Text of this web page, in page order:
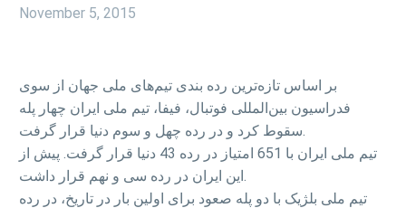
November 5, 2015
بر اساس تازه‌ترین رده بندی تیم‌های ملی جهان از سوی
فدراسیون بین‌المللی فوتبال، فیفا، تیم ملی ایران چهار پله
سقوط کرد و در رده چهل و سوم دنیا قرار گرفت.
تیم ملی ایران با 651 امتیاز در رده 43 دنیا قرار گرفت. پیش از
این ایران در رده سی و نهم قرار داشت.
تیم ملی بلژیک با دو پله صعود برای اولین بار در تاریخ، در رده